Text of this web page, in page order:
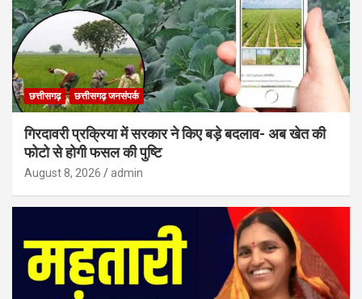
छत्तीसगढ़ छत्तीसगढ़ जनसंपर्क
गिरदावरी प्रक्रिया में सरकार ने किए बड़े बदलाव- अब खेत की
फोटो से होगी फसल की पुष्टि
August 8, 2026 admin